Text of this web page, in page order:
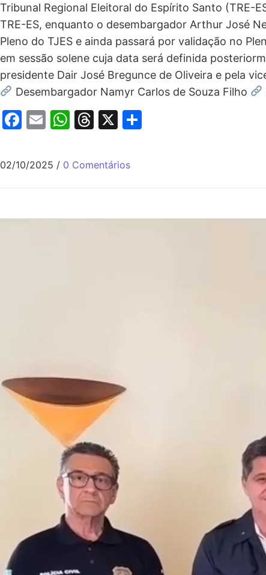
Tribunal Regional Eleitoral do Espírito Santo (TRE-
TRE-ES, enquanto o desembargador Arthur José
Pleno do TJES e ainda passará por validação no
em sessão solene cuja data será definida
presidente Dair José Bregunce de Oliveira e pela
Desembargador Namyr Carlos de Souza Filho
Facebook
EmailWhatsApp
Threads
X
02/10/2025 / 0 Comentários